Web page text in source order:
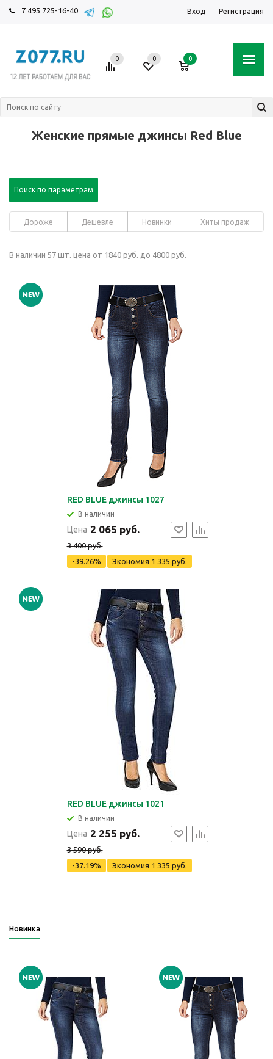
7 495 725-16-40 Вход Регистрация
0 0 0
Женские прямые джинсы Red Blue
Поиск по параметрам
Дороже Дешевле Новинки Хиты продаж
В наличии 57 шт. цена от 1840 руб. до 4800 руб.
RED BLUE джинсы 1027
В наличии
Цена 2 065 руб.
3 400 руб.
-39.26%
Экономия 1 335 руб.
RED BLUE джинсы 1021
В наличии
Цена 2 255 руб.
3 590 руб.
-37.19%
Экономия 1 335 руб.
Новинка